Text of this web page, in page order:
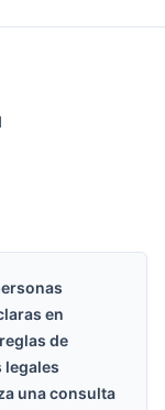
en
de
una consulta